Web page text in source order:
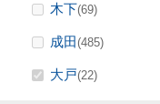
木下(69)
成田(485)
大戸(22)